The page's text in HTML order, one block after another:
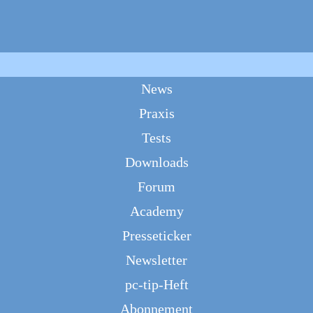
News
Praxis
Tests
Downloads
Forum
Academy
Presseticker
Newsletter
pc-tip-Heft
Abonnement
Smartphones Hardware
kleinen Hosentaschengeräte mausern sich immer mehr zu Alleskönnern.